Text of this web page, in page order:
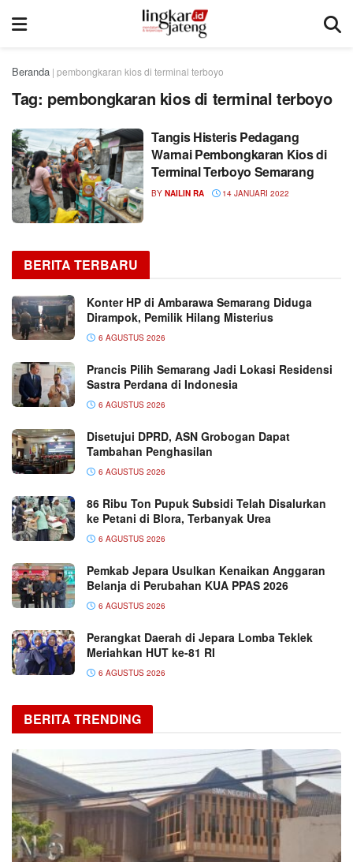
Beranda | pembongkaran kios di terminal terboyo
Tag: pembongkaran kios di terminal terboyo
Tangis Histeris Pedagang
Warnai Pembongkaran Kios di
Terminal Terboyo Semarang
BY NAILIN RA 14 JANUARI 2022
BERITA TERBARU
Konter HP di Ambarawa Semarang Diduga
Dirampok, Pemilik Hilang Misterius
6 AGUSTUS 2026
Prancis Pilih Semarang Jadi Lokasi Residensi
Sastra Perdana di Indonesia
6 AGUSTUS 2026
Disetujui DPRD, ASN Grobogan Dapat
Tambahan Penghasilan
6 AGUSTUS 2026
86 Ribu Ton Pupuk Subsidi Telah Disalurkan
ke Petani di Blora, Terbanyak Urea
6 AGUSTUS 2026
Pemkab Jepara Usulkan Kenaikan Anggaran
Belanja di Perubahan KUA PPAS 2026
6 AGUSTUS 2026
Perangkat Daerah di Jepara Lomba Teklek
Meriahkan HUT ke-81 RI
6 AGUSTUS 2026
BERITA TRENDING